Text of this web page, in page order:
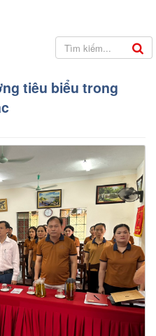
tiêu biểu trong